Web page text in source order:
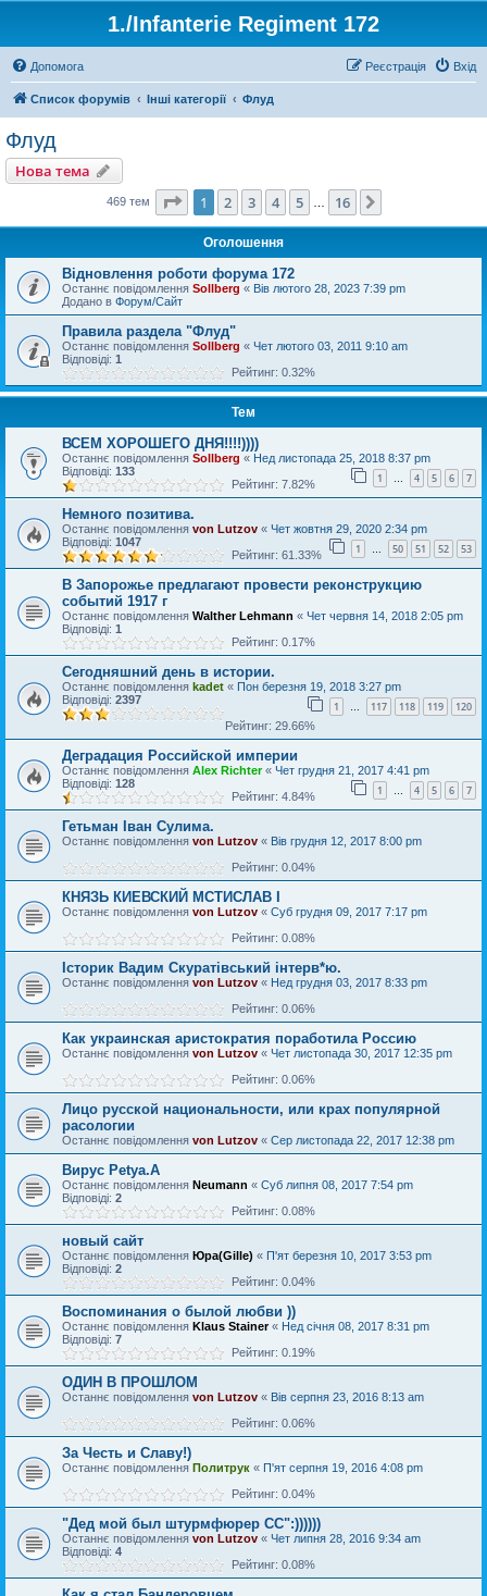
1./Infanterie Regiment 172
Допомога Вхід
Реєстрація
Список форумів Інші категорії Флуд
Флуд
Нова тема
469 тем Сторінка1 16
1 2 3 4 5 16
Оголошення
Відновлення роботи форума 172
Останнє повідомлення Sollberg « Вів лютого 28, 2023 7:39 pm
Додано в Форум/Сайт
Правила раздела "Флуд"
Останнє повідомлення Sollberg « Чет лютого 03, 2011 9:10 am
Відповіді: 1
Рейтинг: 0.32%
Тем
ВСЕМ ХОРОШЕГО ДНЯ!!!!))))
Останнє повідомлення Sollberg « Нед листопада 25, 2018 8:37 pm
Відповіді: 133 1 … 4 5 6 7
Рейтинг: 7.82%
Немного позитива.
Останнє повідомлення von Lutzov « Чет жовтня 29, 2020 2:34 pm
Відповіді: 1047 1 … 50 51 52 53
Рейтинг: 61.33%
В Запорожье предлагают провести реконструкцию
событий 1917 г
Останнє повідомлення Walther Lehmann « Чет червня 14, 2018 2:05 pm
Відповіді: 1
Рейтинг: 0.17%
Сегодняшний день в истории.
Останнє повідомлення kadet « Пон березня 19, 2018 3:27 pm
Відповіді: 2397 1 … 117 118 119 120
Рейтинг: 29.66%
Деградация Российской империи
Останнє повідомлення Alex Richter« Чет грудня 21, 2017 4:41 pm
Відповіді: 128 1 … 4 5 6 7
Рейтинг: 4.84%
Гетьман Іван Сулима.
Останнє повідомлення von Lutzov « Вів грудня 12, 2017 8:00 pm
Рейтинг: 0.04%
КНЯЗЬ КИЕВСКИЙ МСТИСЛАВ I
Останнє повідомлення von Lutzov « Суб грудня 09, 2017 7:17 pm
Рейтинг: 0.08%
Історик Вадим Скуратівський інтерв*ю.
Останнє повідомлення von Lutzov « Нед грудня 03, 2017 8:33 pm
Рейтинг: 0.06%
Как украинская аристократия поработила Россию
Останнє повідомлення von Lutzov « Чет листопада 30, 2017 12:35 pm
Рейтинг: 0.06%
Лицо русской национальности, или крах популярной
расологии
Останнє повідомлення von Lutzov « Сер листопада 22, 2017 12:38 pm
Вирус Petya.A
Останнє повідомлення Neumann « Суб липня 08, 2017 7:54 pm
Відповіді: 2
Рейтинг: 0.08%
новый сайт
Останнє повідомлення Юра(Gille) « П'ят березня 10, 2017 3:53 pm
Відповіді: 2
Рейтинг: 0.04%
Воспоминания о былой любви ))
Останнє повідомлення Klaus Stainer« Нед січня 08, 2017 8:31 pm
Відповіді: 7
Рейтинг: 0.19%
ОДИН В ПРОШЛОМ
Останнє повідомлення von Lutzov « Вів серпня 23, 2016 8:13 am
Рейтинг: 0.06%
За Честь и Славу!)
Останнє повідомлення Политрук « П'ят серпня 19, 2016 4:08 pm
Рейтинг: 0.04%
"Дед мой был штурмфюрер СС":))))))
Останнє повідомлення von Lutzov « Чет липня 28, 2016 9:34 am
Відповіді: 4
Рейтинг: 0.08%